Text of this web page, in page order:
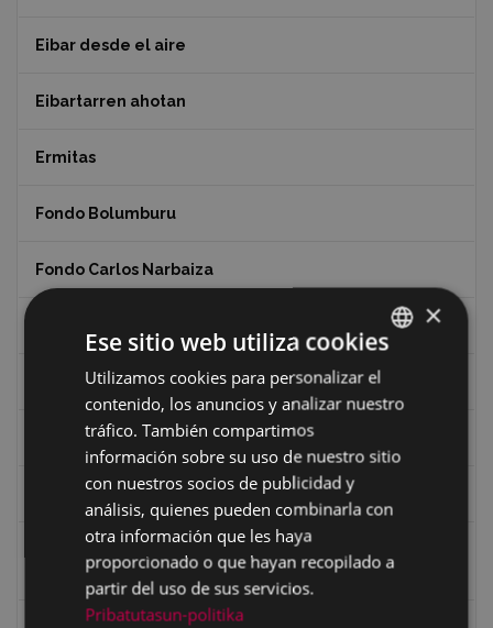
Eibar desde el aire
Eibartarren ahotan
Ermitas
Fondo Bolumburu
Fondo Carlos Narbaiza
Historia
Iglesia de Azitain
Ignacio Zuloaga (1870-2020)
Ignacio Zuloaga, cuadros del autor en las tiendas de
Eibar (2020)
BASQUE
SPANISH
×
Ese sitio web utiliza cookies
Utilizamos cookies para personalizar el
contenido, los anuncios y analizar nuestro
tráfico. También compartimos
información sobre su uso de nuestro sitio
con nuestros socios de publicidad y
análisis, quienes pueden combinarla con
otra información que les haya
proporcionado o que hayan recopilado a
partir del uso de sus servicios.
Pribatutasun-politika